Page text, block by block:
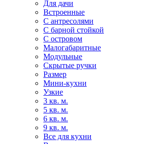
Для дачи
Встроенные
С антресолями
С барной стойкой
С островом
Малогабаритные
Модульные
Скрытые ручки
Размер
Мини-кухни
Узкие
3 кв. м.
5 кв. м.
6 кв. м.
9 кв. м.
Все для кухни